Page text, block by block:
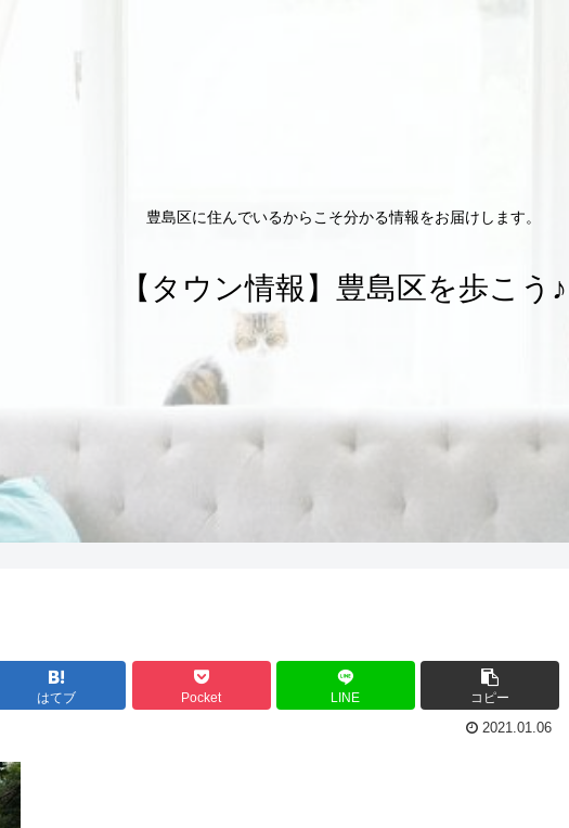
豊島区に住んでいるからこそ分かる情報をお届けします。
【タウン情報】豊島区を歩こう♪
はてブ Pocket LINE コピー
2021.01.06